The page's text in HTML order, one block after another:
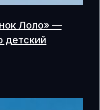
Лоло» —
детский